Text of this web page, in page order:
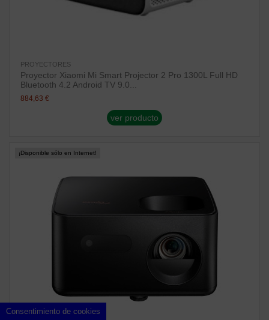
PROYECTORES
Proyector Xiaomi Mi Smart Projector 2 Pro 1300L Full HD
Bluetooth 4.2 Android TV 9.0...
884,63 €
ver producto
¡Disponible sólo en Internet!
Consentimiento de cookies